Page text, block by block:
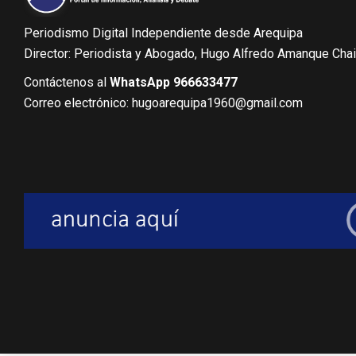
Periodismo Digital Independiente desde Arequipa
Director: Periodista y Abogado, Hugo Alfredo Amanque
Contáctenos al WhatsApp 966633477
Correo electrónico: hugoarequipa1960@gmail.com